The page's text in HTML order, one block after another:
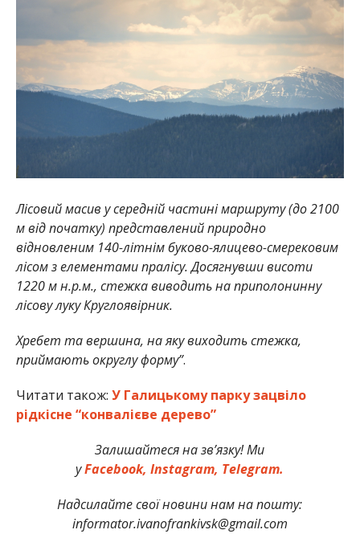
Лісовий масив у середній частині маршруту (до 2100
м від початку) представлений природно
відновленим 140-літнім буково-ялицево-смерековим
лісом з елементами пралісу. Досягнувши висоти
1220 м н.р.м., стежка виводить на приполонинну
лісову луку Круглоявірник.
Хребет та вершина, на яку виходить стежка,
приймають округлу форму”.
Читати також: У Галицькому парку зацвіло
рідкісне “конвалієве дерево”
Залишайтеся на зв’язку! Ми
уFacebook, Instagram, Telegram.
Надсилайте свої новини нам на пошту:
informator.ivanofrankivsk@gmail.com